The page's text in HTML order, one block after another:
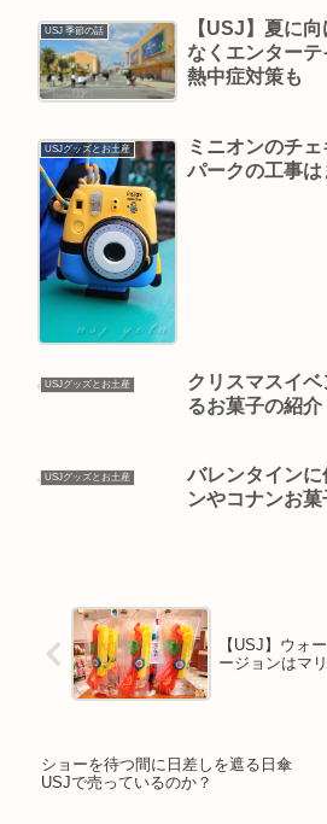
USJ 季節の話
【USJ】夏に
なくエンター
熱中症対策も
USJグッズとお土産
ミニオンのチ
パークの工事は
USJグッズとお土産
クリスマスイ
るお菓子の紹介
USJグッズとお土産
バレンタイン
ンやコナンお
【USJ】ウォ
ージョンはマ
ショーを待つ間に日差しを遮る日傘
USJで売っているのか？